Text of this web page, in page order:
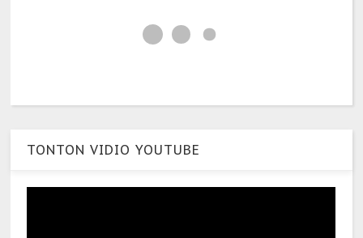
TONTON VIDIO YOUTUBE